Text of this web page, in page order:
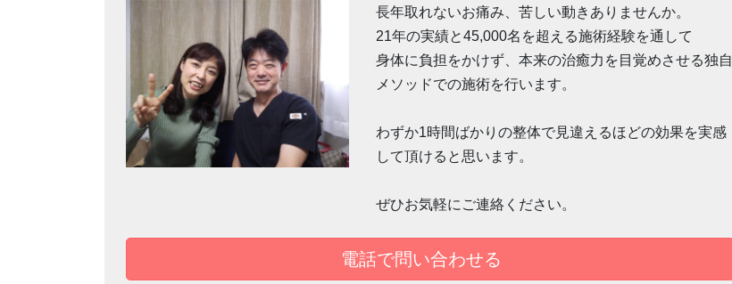
長年取れないお痛み、苦しい動きありませんか。
21年の実績と45,000名を超える施術経験を通して
身体に負担をかけず、本来の治癒力を目覚めさせる独自
メソッドでの施術を行います。
わずか1時間ばかりの整体で見違えるほどの効果を実感
して頂けると思います。
ぜひお気軽にご連絡ください。
電話で問い合わせる